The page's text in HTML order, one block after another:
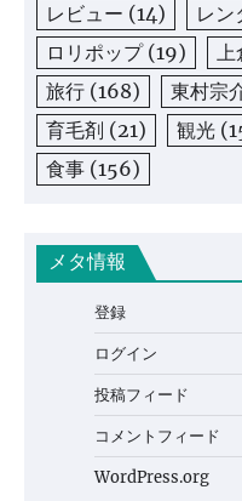
レビュー (14) レン
ロリポップ(19) 上
旅行 (168) 東村宗
育毛剤 (21) 観光
食事 (156)
メタ情報
登録
ログイン
投稿フィード
コメントフィード
WordPress.org